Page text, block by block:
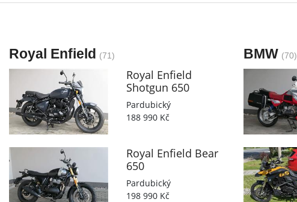
Royal Enfield (71)
Royal Enfield
Shotgun 650
Pardubický
188 990 Kč
Royal Enfield Bear
650
Pardubický
198 990 Kč
BMW (70)